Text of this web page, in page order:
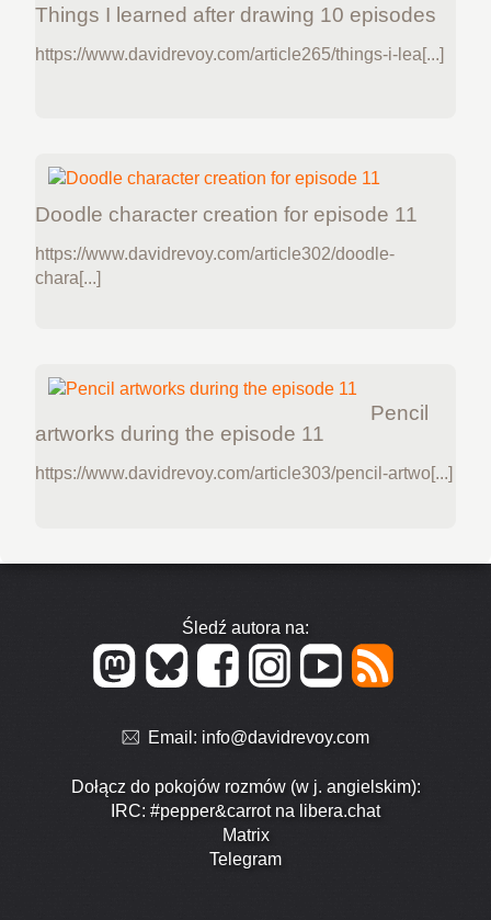
Things I learned after drawing 10 episodes
https://www.davidrevoy.com/article265/things-i-lea[...]
Doodle character creation for episode 11
https://www.davidrevoy.com/article302/doodle-
chara[...]
Pencil
artworks during the episode 11
https://www.davidrevoy.com/article303/pencil-artwo[...]
Śledź autora na:
Email: info@davidrevoy.com
Dołącz do pokojów rozmów (w j. angielskim):
IRC: #pepper&carrot na libera.chat
Matrix
Telegram